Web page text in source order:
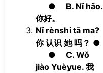
● B. Nǐ hǎo.
你好。
Nǐ rènshi tā ma?
你 认识 她 吗？ ●
● C. Wǒ
jiào Yuèyue. 我